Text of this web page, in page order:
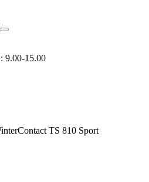
9.00-15.00
TS 810 Sport